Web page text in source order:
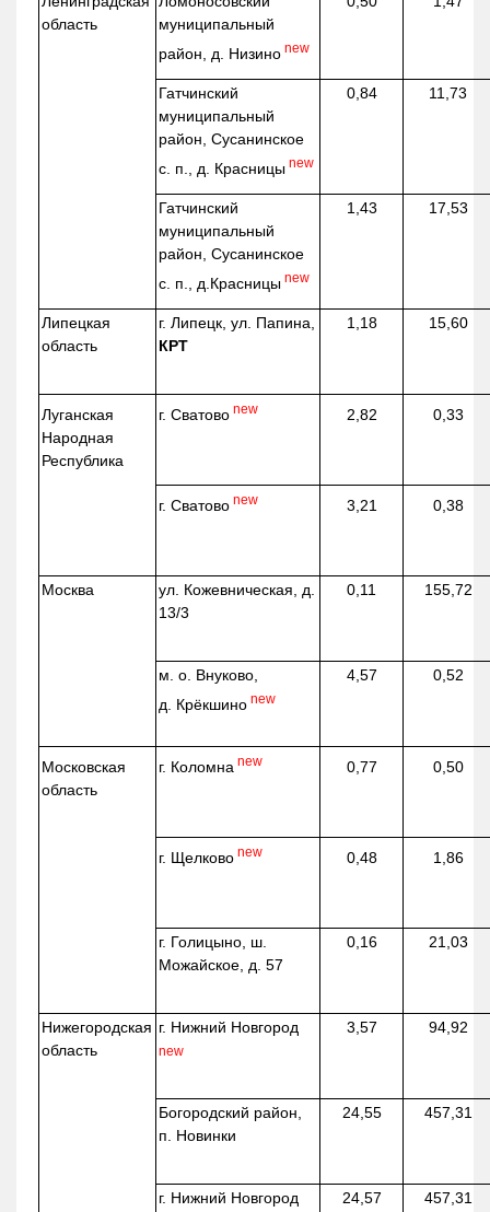
область
муниципальный
район, д. Низино new
Гатчинский
муниципальный
район, Сусанинское
с. п., д. Красницы new
0,84 11,73
Гатчинский
муниципальный
район, Сусанинское
с. п., д.Красницы new
1,43 17,53
Липецкая
область
г. Липецк, ул. Папина,
КРТ
1,18 15,60
Луганская
Народная
Республика
г. Сватово new 2,82 0,33
г. Сватово new 3,21 0,38
Москва ул. Кожевническая , д.
13/3
0,11 155,72
м. о. Внуково,
д. Крёкшино new
4,57 0,52
Московская
область
г. Коломна new 0,77 0,50
г. Щелково new 0,48 1,86
г. Голицыно, ш.
Можайское, д. 57
0,16 21,03
Нижегородская
область
г. Нижний Новгород
new
3,57 94,92
Богородский район,
п. Новинки
24,55 457,31
г. Нижний Новгород 24,57 457,31